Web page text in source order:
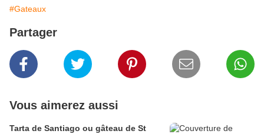
#Gateaux
Partager
Vous aimerez aussi
Tarta de Santiago ou gâteau de St